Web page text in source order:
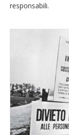
responsabili.